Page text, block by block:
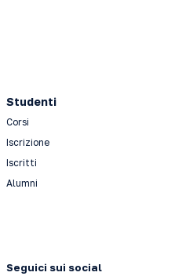
Studenti
Corsi
Iscrizione
Iscritti
Alumni
Seguici sui social